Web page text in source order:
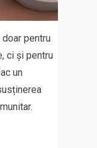
pentru
ci și pentru
un